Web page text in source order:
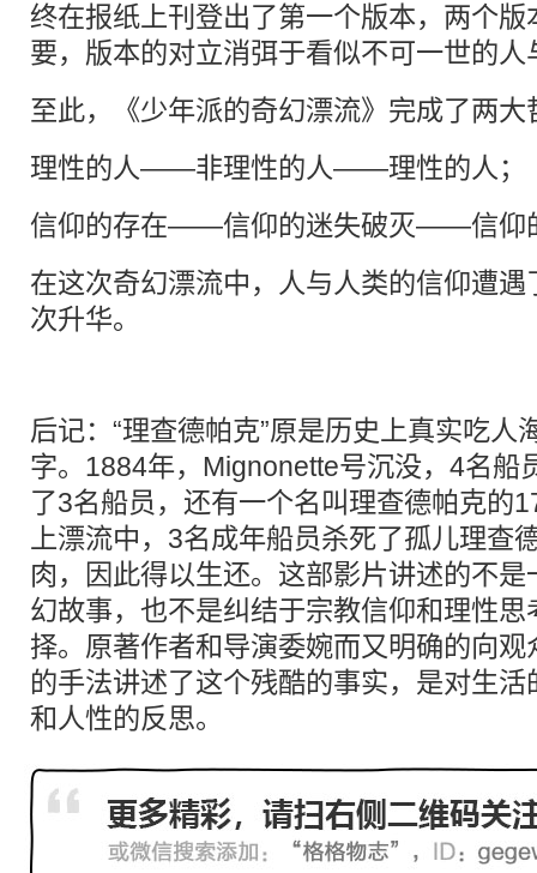
终在报纸上刊登出了第一个版本，两个
要，版本的对立消弭于看似不可一世的
至此，《少年派的奇幻漂流》完成了两大
理性的人——非理性的人——理性的人；
信仰的存在——信仰的迷失破灭——信仰
在这次奇幻漂流中，人与人类的信仰遭
次升华。
后记：“理查德帕克”原是历史上真实吃人
字。1884年，Mignonette号沉没，4名船
了3名船员，还有一个名叫理查德帕克的
上漂流中，3名成年船员杀死了孤儿理查
肉，因此得以生还。这部影片讲述的不
幻故事，也不是纠结于宗教信仰和理性
择。原著作者和导演委婉而又明确的向
的手法讲述了这个残酷的事实，是对生
和人性的反思。